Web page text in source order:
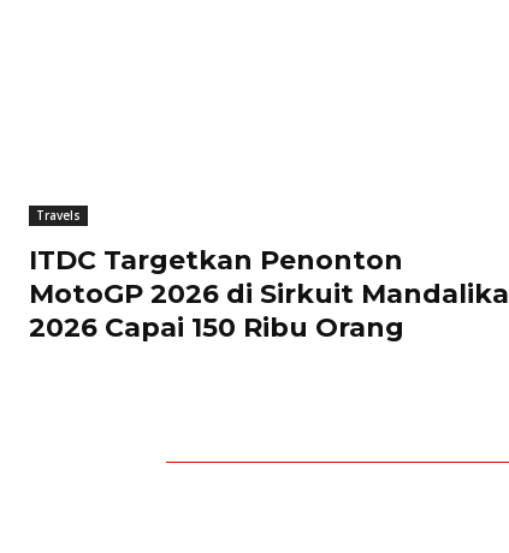
Travels
ITDC Targetkan Penonton
MotoGP 2026 di Sirkuit Mandalika
2026 Capai 150 Ribu Orang